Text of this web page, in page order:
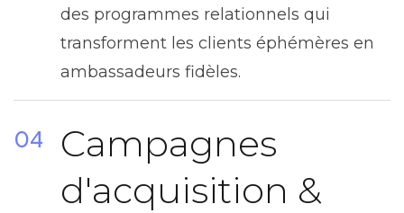
des programmes relationnels qui
transforment les clients éphémères en
ambassadeurs fidèles.
04
Campagnes
d'acquisition &